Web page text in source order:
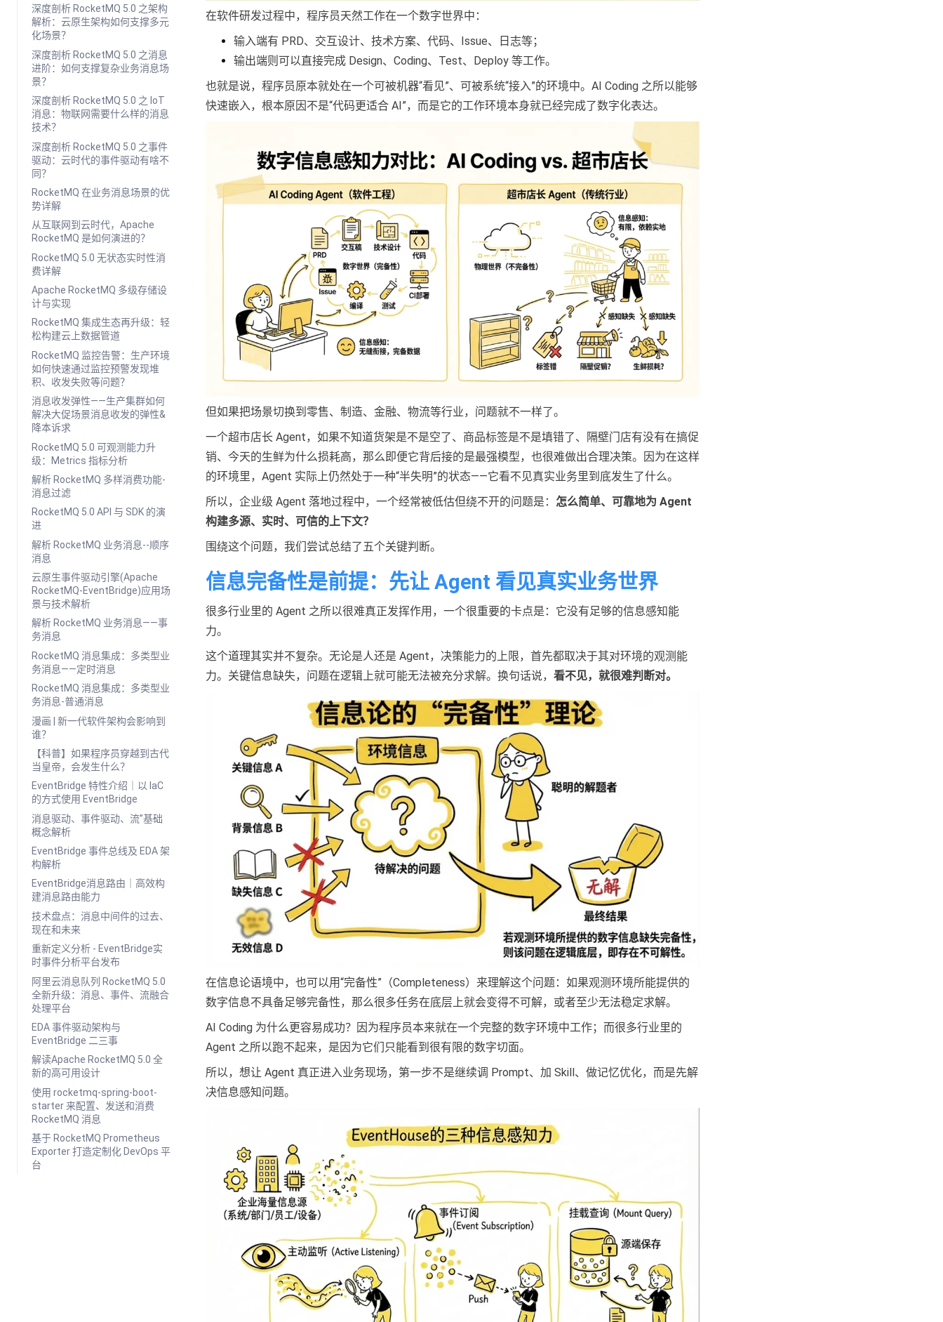
深度剖析 RocketMQ 5.0 之架构
解析：云原生架构如何支撑多元
化场景？
深度剖析 RocketMQ 5.0 之消息
进阶：如何支撑复杂业务消息场
景？
深度剖析 RocketMQ 5.0 之 IoT
消息：物联网需要什么样的消息
技术？
深度剖析 RocketMQ 5.0 之事件
驱动：云时代的事件驱动有啥不
同？
RocketMQ 在业务消息场景的优
势详解
从互联网到云时代，Apache
RocketMQ 是如何演进的？
RocketMQ 5.0 无状态实时性消
费详解
Apache RocketMQ 多级存储设
计与实现
RocketMQ 集成生态再升级：轻
松构建云上数据管道
RocketMQ 监控告警：生产环境
如何快速通过监控预警发现堆
积、收发失败等问题？
消息收发弹性——生产集群如何
解决大促场景消息收发的弹性&
降本诉求
RocketMQ 5.0 可观测能力升
级：Metrics 指标分析
解析 RocketMQ 多样消费功能-
消息过滤
RocketMQ 5.0 API 与 SDK 的演
进
解析 RocketMQ 业务消息--顺序
消息
云原生事件驱动引擎(Apache
RocketMQ-EventBridge)应用场
景与技术解析
解析 RocketMQ 业务消息——事
务消息
RocketMQ 消息集成：多类型业
务消息——定时消息
RocketMQ 消息集成：多类型业
务消息-普通消息
漫画 | 新一代软件架构会影响到
谁？
【科普】如果程序员穿越到古代
当皇帝，会发生什么？
EventBridge 特性介绍｜以 IaC
的方式使用 EventBridge
消息驱动、事件驱动、流”基础
概念解析
EventBridge 事件总线及 EDA 架
构解析
EventBridge消息路由｜高效构
建消息路由能力
技术盘点：消息中间件的过去、
现在和未来
重新定义分析 - EventBridge实
时事件分析平台发布
阿里云消息队列 RocketMQ 5.0
全新升级：消息、事件、流融合
处理平台
EDA 事件驱动架构与
EventBridge 二三事
解读Apache RocketMQ 5.0 全
新的高可用设计
使用 rocketmq-spring-boot-
starter 来配置、发送和消费
RocketMQ 消息
基于 RocketMQ Prometheus
Exporter 打造定制化 DevOps 平
台
在软件研发过程中，程序员天然工作在一个数字世界中：
输入端有 PRD、交互设计、技术方案、代码、Issue、日志等；
输出端则可以直接完成 Design、Coding、Test、Deploy 等工作。
也就是说，程序员原本就处在一个可被机器“看见”、可被系统“接入”的环境中。AI Coding 之所以能够
快速嵌入，根本原因不是“代码更适合 AI”，而是它的工作环境本身就已经完成了数字化表达。
但如果把场景切换到零售、制造、金融、物流等行业，问题就不一样了。
一个超市店长 Agent，如果不知道货架是不是空了、商品标签是不是填错了、隔壁门店有没有在搞促
销、今天的生鲜为什么损耗高，那么即便它背后接的是最强模型，也很难做出合理决策。因为在这样
的环境里，Agent 实际上仍然处于一种“半失明”的状态——它看不见真实业务里到底发生了什么。
所以，企业级 Agent 落地过程中，一个经常被低估但绕不开的问题是： 怎么简单、可靠地为 Agent
构建多源、实时、可信的上下文？
围绕这个问题，我们尝试总结了五个关键判断。
信息完备性是前提：先让 Agent 看见真实业务世界
很多行业里的 Agent 之所以很难真正发挥作用，一个很重要的卡点是：它没有足够的信息感知能
力。
这个道理其实并不复杂。无论是人还是 Agent，决策能力的上限，首先都取决于其对环境的观测能
力。关键信息缺失，问题在逻辑上就可能无法被充分求解。换句话说， 看不见，就很难判断对。
在信息论语境中，也可以用“完备性”（Completeness）来理解这个问题：如果观测环境所能提供的
数字信息不具备足够完备性，那么很多任务在底层上就会变得不可解，或者至少无法稳定求解。
AI Coding 为什么更容易成功？因为程序员本来就在一个完整的数字环境中工作；而很多行业里的
Agent 之所以跑不起来，是因为它们只能看到很有限的数字切面。
所以，想让 Agent 真正进入业务现场，第一步不是继续调 Prompt、加 Skill、做记忆优化，而是先解
决信息感知问题。